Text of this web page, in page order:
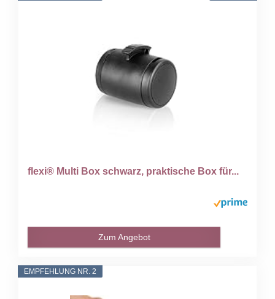
flexi® Multi Box schwarz, praktische Box für...
Zum Angebot
EMPFEHLUNG NR. 2